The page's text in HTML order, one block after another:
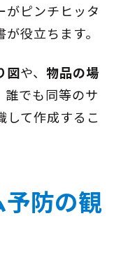
がピンチヒッタ
役立ちます。
図や、 物品の場
誰でも同等のサ
して作成するこ
防の観